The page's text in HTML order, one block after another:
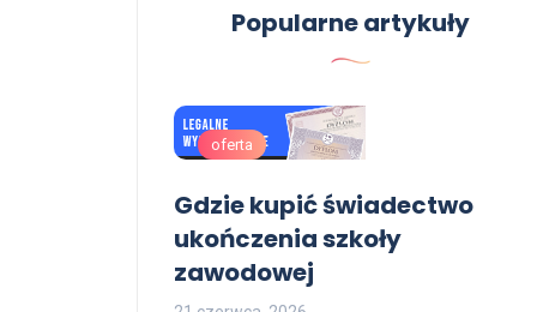
Popularne artykuły
oferta
Gdzie kupić świadectwo
ukończenia szkoły
zawodowej